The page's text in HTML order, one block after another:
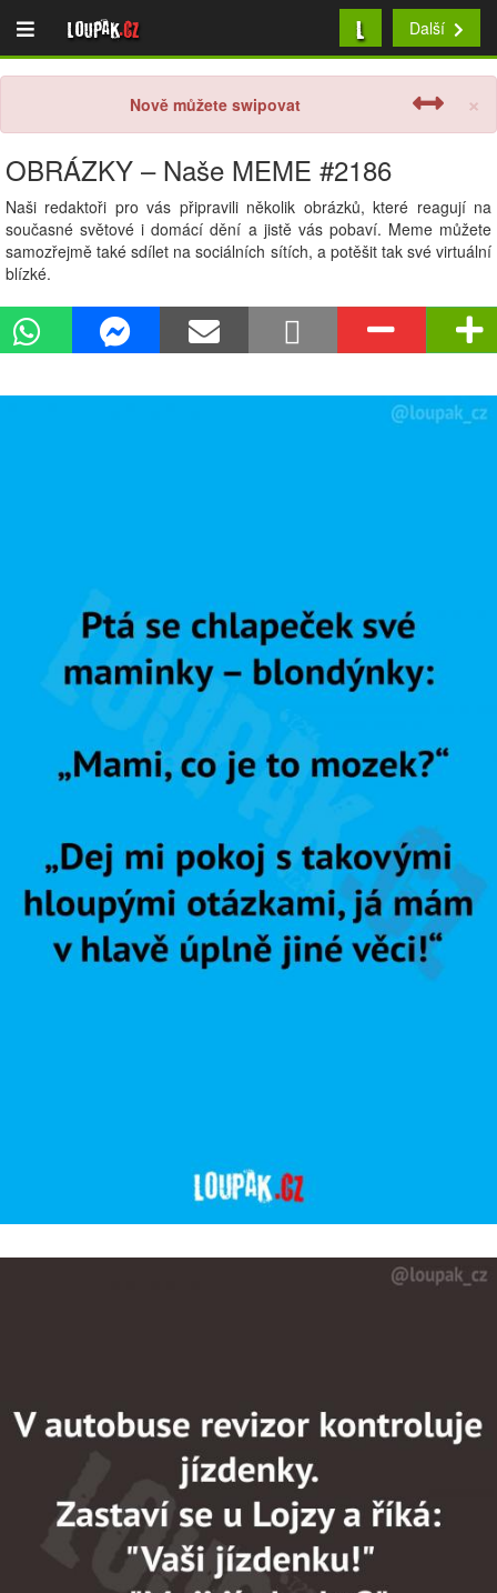
Loupak.cz L Další
×
Nově můžete swipovat
OBRÁZKY – Naše MEME #2186
Naši redaktoři pro vás připravili několik obrázků, které reagují na
současné světové i domácí dění a jistě vás pobaví. Meme můžete
samozřejmě také sdílet na sociálních sítích, a potěšit tak své virtuální
blízké.